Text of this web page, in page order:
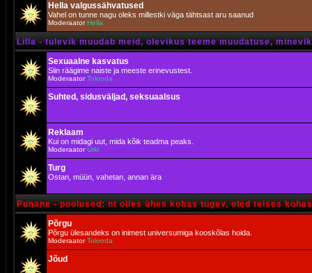
Hella valgussähvatused
Vahel on tunne nagu oleks millestki väga tähtsast aru saanud
Moderaator Hella
Lilla - tulevik muudab meid, olevikus teeme muudatuse,
Sexuaalne kasvatus
Siin räägime naiste ja meeste erinevustest.
ModeraatorTokroda
Suhted, sidusväljad, seksuaalsus
Reklaam
Kui on midagi uut, mida kõik teadma peaks.
ModeraatorUrki
Turg
Ostan, müün, vahetan, annan ära
Punane - poolused: nt olles ühes kohas tugev, oled teises
Põrgu
Põrgu ülesandeks on inimest universumiga kooskõlas hoida.
ModeraatorTokroda
Jõud